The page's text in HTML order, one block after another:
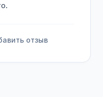
отзыв